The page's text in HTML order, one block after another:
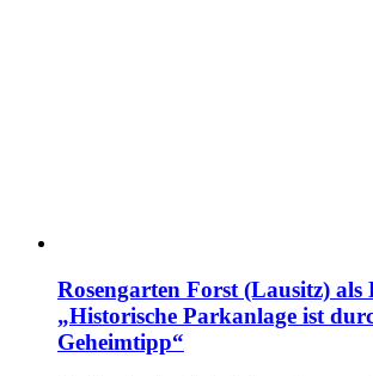
Rosengarten Forst (Lausitz) als
„Historische Parkanlage ist
Geheimtipp“